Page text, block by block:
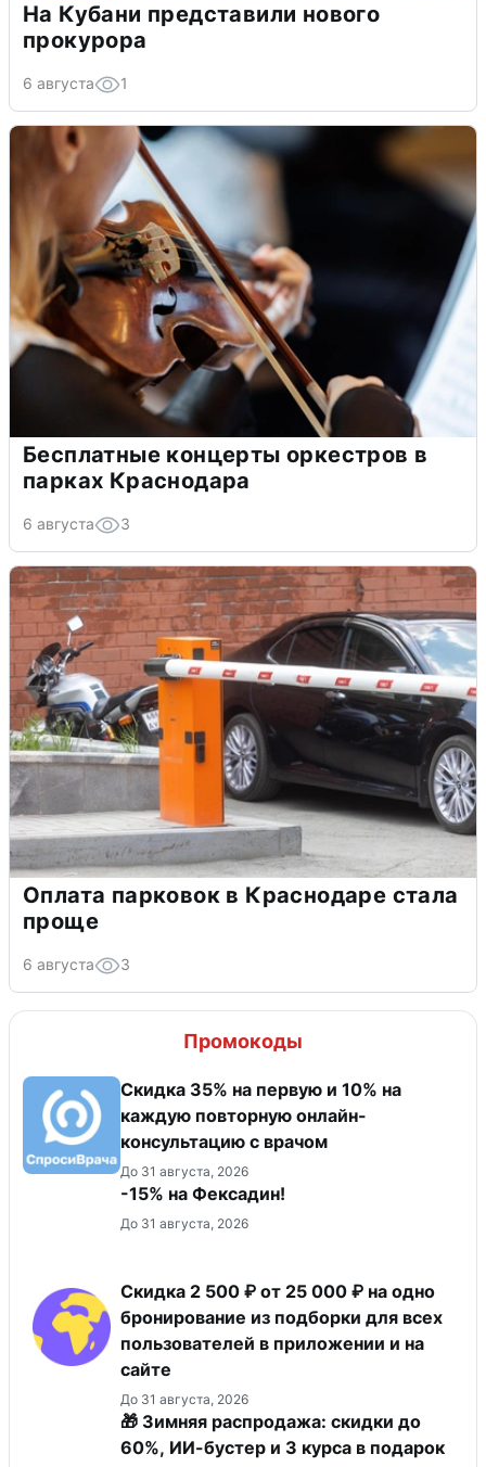
На Кубани представили нового
прокурора
6 августа 1
Бесплатные концерты оркестров в
парках Краснодара
6 августа 3
Оплата парковок в Краснодаре стала
проще
6 августа 3
Промокоды
Скидка 35% на первую и 10% на
каждую повторную онлайн-
консультацию с врачом
До 31 августа, 2026
-15% на Фексадин!
До 31 августа, 2026
Скидка 2 500 ₽ от 25 000 ₽ на одно
бронирование из подборки для всех
пользователей в приложении и на
сайте
До 31 августа, 2026
🎁 Зимняя распродажа: скидки до
60%, ИИ-бустер и 3 курса в подарок